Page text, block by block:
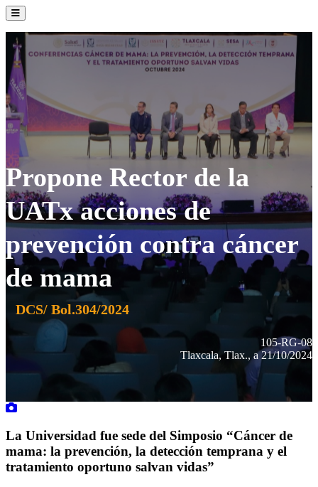
La Institución
Admisión
Oferta Académica
Propone Rector de la
UATx acciones de
prevención contra cáncer
de mama
DCS/ Bol.304/2024
105-RG-08
Tlaxcala, Tlax., a 21/10/2024
La Universidad fue sede del Simposio “Cáncer de
mama: la prevención, la detección temprana y el
tratamiento oportuno salvan vidas”